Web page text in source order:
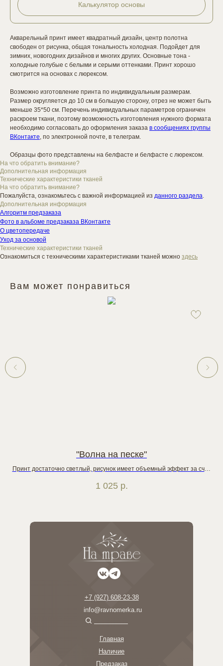
Калькулятор основы
Акварельный принт имеет квадратный дизайн, центр полотна
свободен от рисунка, общая тональность холодная. Подойдет для
зимних, новогодних дизайнов и многих других. Основные тона -
холодные голубые с белыми и серыми оттенками. Принт хорошо
смотрится на основах с люрексом.
Возможно изготовление принта по индивидуальным размерам.
Размер округляется до 10 см в большую сторону, отрез не может быть
меньше 35*50 см. Перечень индивидуальных параметров ограничен
раскроем ткани, поэтому возможность изготовления нужного формата
необходимо согласовать до оформления заказа в сообщениях группы
ВКонтакте, по электронной почте, в телеграм.
Образцы фото представлены на белфасте и белфасте с люрексом.
На что обратить внимание?
Дополнительная информация
Технические характеристики тканей
На что обратить внимание?
Пожалуйста, ознакомьтесь с важной информацией из данного раздела.
Дополнительная информация
Алгоритм предзаказа
Фото в альбоме предзаказа ВКонтакте
О цветопередаче
Уход за основой
Технические характеристики тканей
Ознакомиться с техническими характеристиками тканей можно здесь
Вам может понравиться
"Волна на песке"
Принт достаточно светлый, рисунок имеет объемный эффект за счет
1 025 р.
+7 (927) 608-23-38
info@ravnomerka.ru
Главная
Наличие
Предзаказ